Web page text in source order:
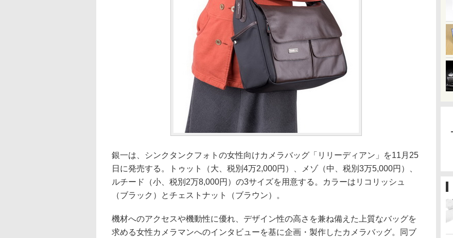
銀一は、シンクタンクフォトの女性向けカメラバッグ「リリーディアン」を11月25
日に発売する。トゥット（大、税別4万2,000円）、メゾ（中、税別3万5,000円）、
ルチード（小、税別2万8,000円）の3サイズを用意する。カラーはリコリッシュ
（ブラック）とチェストナット（ブラウン）。
機材へのアクセスや機動性に優れ、デザイン性の高さを兼ね備えた上質なバッグを
求める女性カメラマンへのインタビューを基に企画・製作したカメラバッグ。同ブ